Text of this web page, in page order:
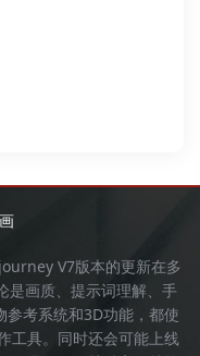
V7版本的更新在多
是画质、提示词理解、手
考系统和3D功能，都使
工具。同时还会可能上线